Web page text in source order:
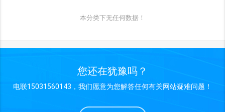
本分类下无任何数据！
您还在犹豫吗？
电联15031560143，我们愿意为您解答任何有关网站疑难问题！